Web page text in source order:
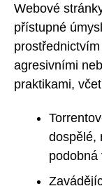
Webové
přístupné
agresivními
praktikami,
dospělé,
podobná